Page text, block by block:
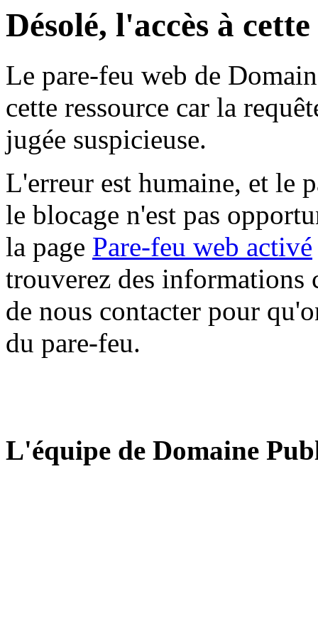
Désolé, l'accès à
Le pare-feu web de
cette ressource car la
jugée suspicieuse.
L'erreur est humaine, et le
le blocage n'est pas
la page Pare-feu web activé
trouverez des informations
de nous contacter pour
du pare-feu.
L'équipe de Domaine